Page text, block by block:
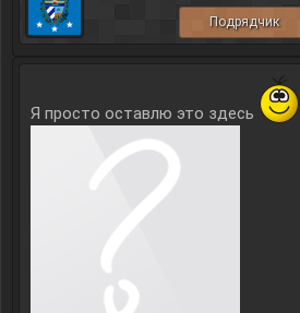
Подрядчик
Я просто оставлю это здесь